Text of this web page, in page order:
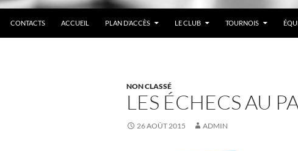
CONTACTS
ACCUEIL PLAN D’ACCÈS LE CLUB TOURNOIS
NON CLASSÉ
LES ÉCHECS AU
26 AOÛT 2015 ADMIN